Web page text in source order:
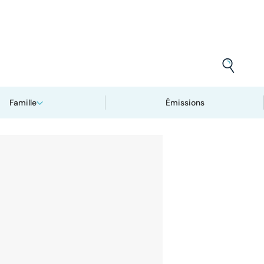
Famille Émissions